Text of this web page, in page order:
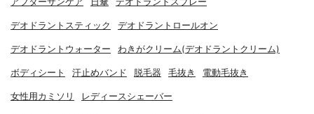
デオドラントスティック デオドラントロールオン
デオドラントウォーター わきがクリーム(デオドラントクリーム)
ボディシート 汗止めバンド 脱毛器 毛抜き 電動毛抜き
女性用カミソリ レディースシェーバー